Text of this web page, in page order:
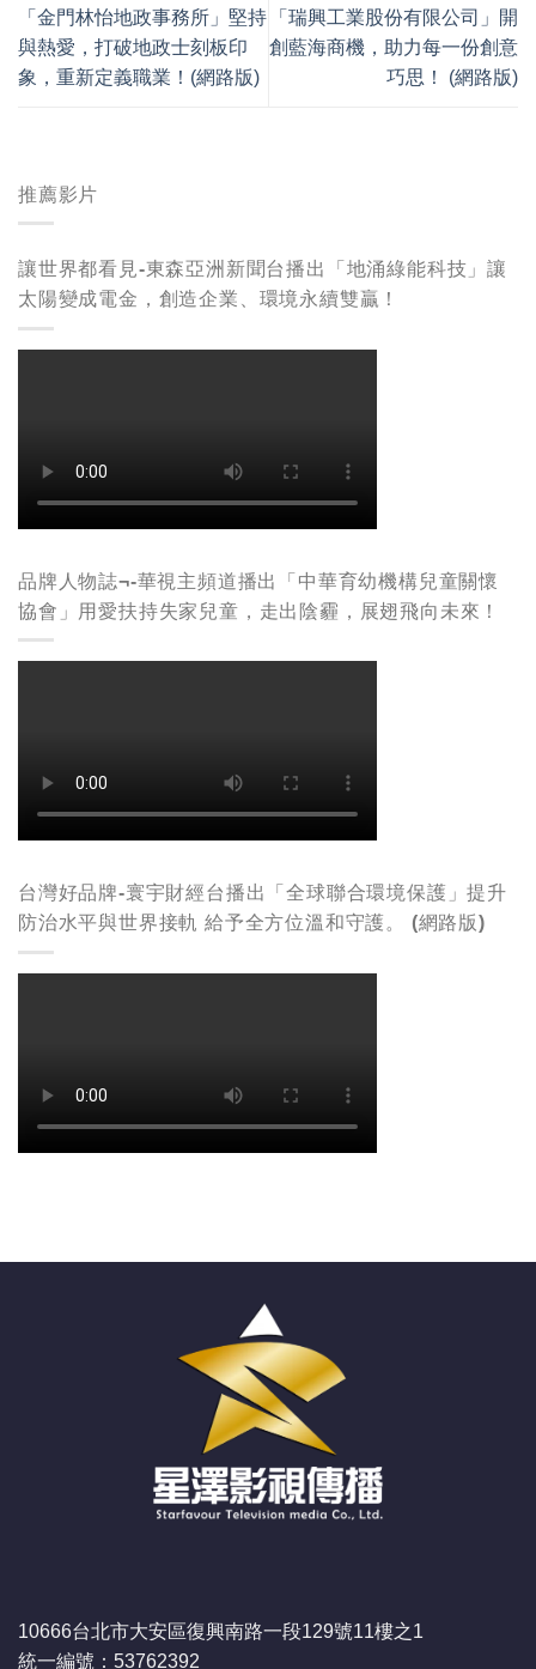
推薦影片
讓世界都看見-東森亞洲新聞台播出「地涌綠能科技」讓
太陽變成電金，創造企業、環境永續雙贏！
品牌人物誌¬-華視主頻道播出「中華育幼機構兒童關懷
協會」用愛扶持失家兒童，走出陰霾，展翅飛向未來！
台灣好品牌-寰宇財經台播出「全球聯合環境保護」提升
防治水平與世界接軌 給予全方位溫和守護。 (網路版)
「金門林怡地政事務所」堅持
與熱愛，打破地政士刻板印
象，重新定義職業！(網路版)
「瑞興工業股份有限公司」開
創藍海商機，助力每一份創意
巧思！ (網路版)
10666台北市大安區復興南路一段129號11樓之1
統一編號：53762392